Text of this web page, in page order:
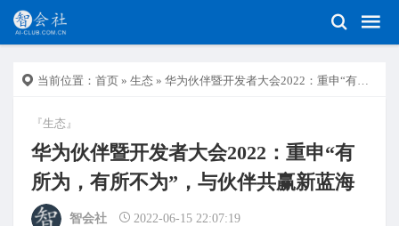
当前位置： 首页 » 生态 » 华为伙伴暨开发者大会2022：重申“有所为，有所不为”，与伙伴共赢新蓝海
『生态』
华为伙伴暨开发者大会2022：重申“有
所为，有所不为”，与伙伴共赢新蓝海
智会社 2022-06-15 22:07:19